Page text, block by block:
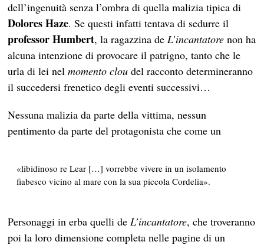
dell’ingenuità senza l’ombra di quella malizia tipica di
Dolores Haze. Se questi infatti tentava di sedurre il
professor Humbert, la ragazzina deL’incantatore non ha
alcuna intenzione di provocare il patrigno, tanto che le
urla di lei nelmomento cloudel racconto determineranno
il succedersi frenetico degli eventi successivi…
Nessuna malizia da parte della vittima, nessun
pentimento da parte del protagonista che come un
«libidinoso re Lear […] vorrebbe vivere in un isolamento
fiabesco vicino al mare con la sua piccola Cordelia».
Personaggi in erba quelli deL’incantatore, che troveranno
poi la loro dimensione completa nelle pagine di un